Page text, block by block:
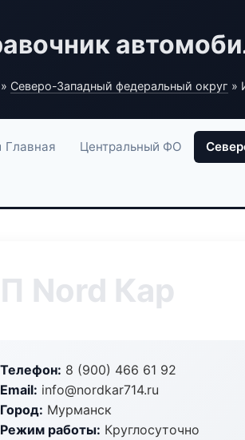
» Северо-Западный федеральный округ »
Главная Центральный ФО
Nord Кар
Телефон: 8 (900) 466 61 92
Email: info@nordkar714.ru
Город: Мурманск
Режим работы: Круглосуточно